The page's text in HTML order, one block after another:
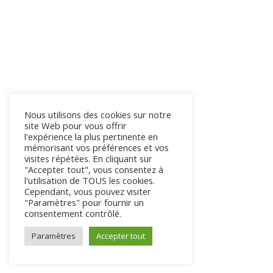
Nous utilisons des cookies sur notre
site Web pour vous offrir
l'expérience la plus pertinente en
mémorisant vos préférences et vos
visites répétées. En cliquant sur
"Accepter tout", vous consentez à
l'utilisation de TOUS les cookies.
Cependant, vous pouvez visiter
"Paramètres" pour fournir un
consentement contrôlé.
Paramètres Accepter tout